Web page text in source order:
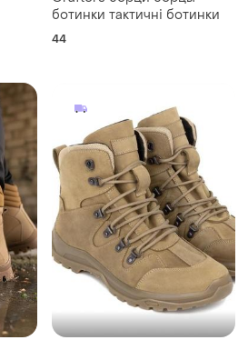
ботинки тактичні ботинки
44